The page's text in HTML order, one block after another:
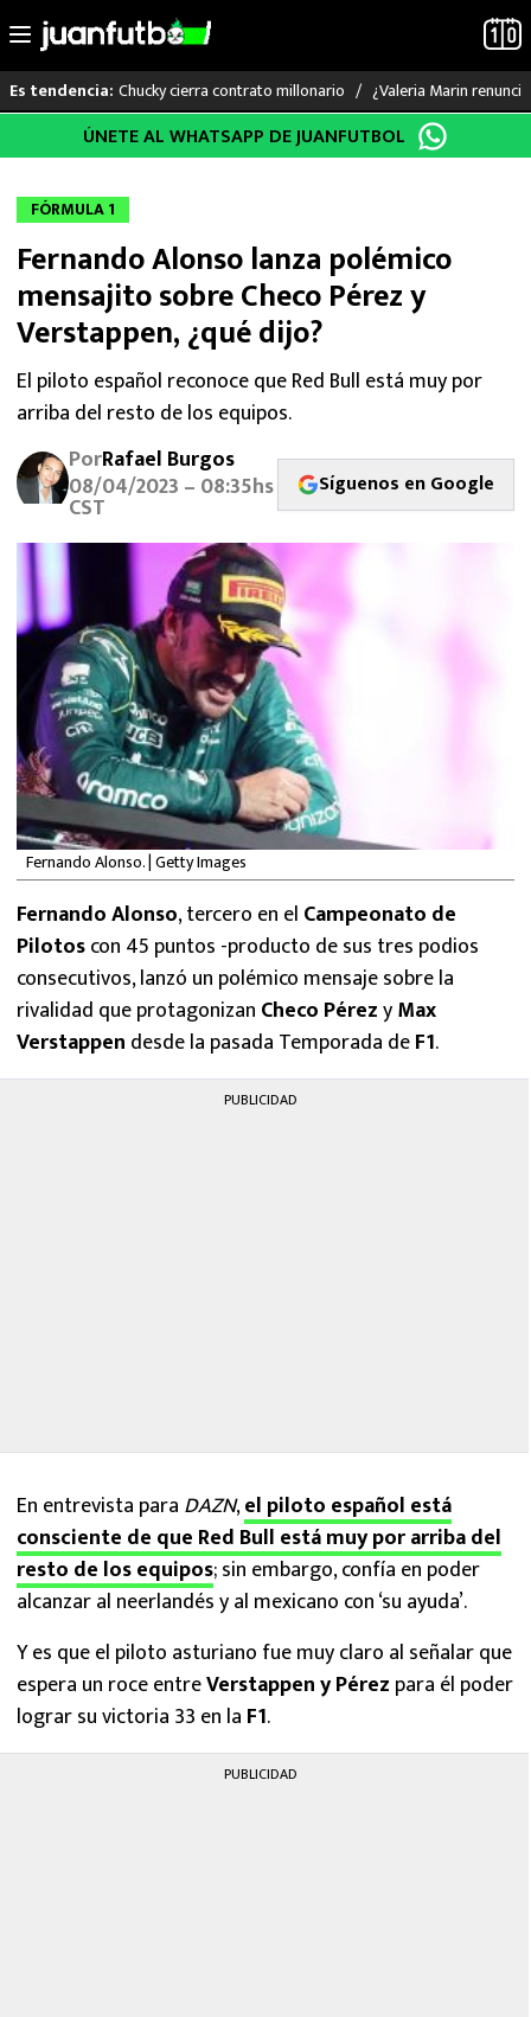
al
Es tendencia: Chucky cierra contrato millonario ¿Valeria Marin
LO ÚLTIMO
LIGA MX
RAYADOS
PUMAS
ATLANTE
FUTBOL INTERNACIONAL
MEXICANOS EN EL EXTRANJERO
FUTBOL ESTUFA
FÓRMULA 1
BOXEO
LIGA MX
NFL
ÚNETE AL WHATSAPP DE JUANFUTBOL
FÓRMULA 1
Fernando Alonso lanza polémico
mensajito sobre Checo Pérez y
Verstappen, ¿qué dijo?
El piloto español reconoce que Red Bull está muy por
arriba del resto de los equipos.
PorRafael Burgos
08/04/2023 – 08:35hs
CST
Síguenos en Google
Fernando Alonso. | Getty Images
Fernando Alonso, tercero en el Campeonato de
Pilotoscon 45 puntos -producto de sus tres podios
consecutivos, lanzó un polémico mensaje sobre la
rivalidad que protagonizan Checo PérezyMax
Verstappen desde la pasada Temporada deF1.
PUBLICIDAD
En entrevista para DAZN,el piloto español está
consciente de que Red Bull está muy por arriba del
resto de los equipos; sin embargo, confía en poder
alcanzar al neerlandés y al mexicano con ‘su ayuda’.
Y es que el piloto asturiano fue muy claro al señalar que
espera un roce entreVerstappen y Pérez para él poder
lograr su victoria 33 en la F1.
PUBLICIDAD